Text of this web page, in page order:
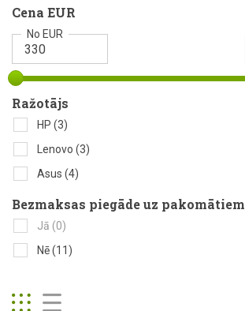
Cena EUR
No EUR
Ražotājs
HP (3)
Lenovo (3)
Asus (4)
Bezmaksas piegāde uz pakomātiem
Jā (0)
Nē(11)